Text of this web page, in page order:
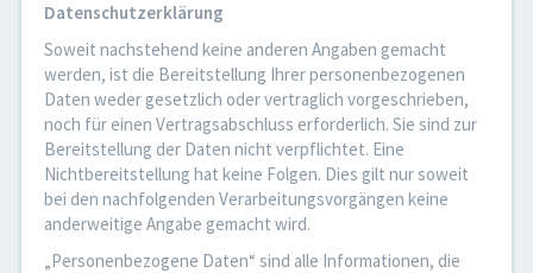
Datenschutzerklärung
Soweit nachstehend keine anderen Angaben gemacht
werden, ist die Bereitstellung Ihrer personenbezogenen
Daten weder gesetzlich oder vertraglich vorgeschrieben,
noch für einen Vertragsabschluss erforderlich. Sie sind zur
Bereitstellung der Daten nicht verpflichtet. Eine
Nichtbereitstellung hat keine Folgen. Dies gilt nur soweit
bei den nachfolgenden Verarbeitungsvorgängen keine
anderweitige Angabe gemacht wird.
„Personenbezogene Daten“ sind alle Informationen, die